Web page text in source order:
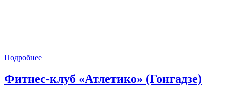
Подробнее
Фитнес-клуб «Атлетико» (Гонгадзе)